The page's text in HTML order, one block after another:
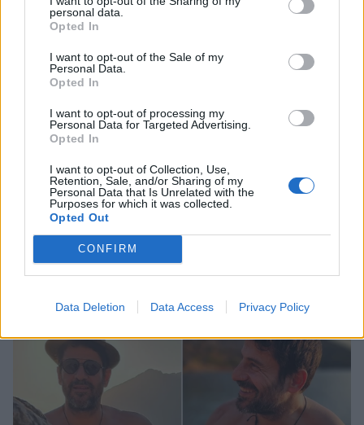
personal data.
Opted In
I want to opt-out of the Sale of my
Personal Data.
Opted In
I want to opt-out of processing my
Personal Data for Targeted Advertising.
Opted In
I want to opt-out of Collection, Use,
Retention, Sale, and/or Sharing of my
Personal Data that Is Unrelated with the
Purposes for which it was collected.
Opted Out
CONFIRM
Data Deletion Data Access Privacy Policy
Χριστίνα Κοντοβά: Η θεατρική έξοδος με τις
δύο αδελφές της, Μπέττυ και Δώρα, και η
σπάνια κοινή φωτογραφία
CELEBRITIES
ΔΕΙΤΕ ΑΚΟΜΑ
ΧΡΙΣΤΙΝΑ ΚΟΝΤΟΒΑ
ΠΕΡΙΣΣΟΤΕΡΑ ΣΤΟ